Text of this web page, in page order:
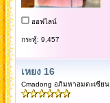
ออฟไลน์
กระทู้: 9,457
เหยง 16
Cmadong อภิมหาอมตะเซียน